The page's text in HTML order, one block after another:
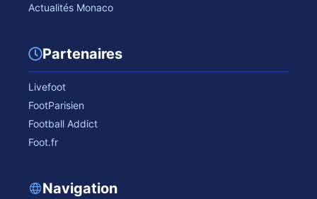
Actualités Monaco
Partenaires
Livefoot
FootParisien
Football Addict
Foot.fr
Navigation